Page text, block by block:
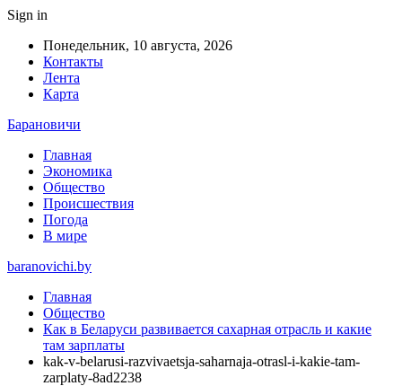
Sign in
Понедельник, 10 августа, 2026
Контакты
Лента
Карта
Барановичи
Главная
Экономика
Общество
Происшествия
Погода
В мире
baranovichi.by
Главная
Общество
Как в Беларуси развивается сахарная отрасль и какие
там зарплаты
kak-v-belarusi-razvivaetsja-saharnaja-otrasl-i-kakie-tam-
zarplaty-8ad2238